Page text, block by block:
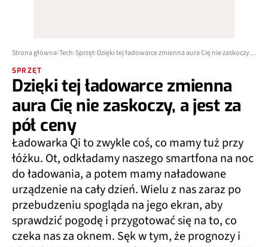
Strona główna Tech Sprzęt Dzięki tej ładowarce zmienna aura Cię nie zaskoczy, a jest za pół ceny
SPRZĘT
Dzięki tej ładowarce zmienna
aura Cię nie zaskoczy, a jest za
pół ceny
Ładowarka Qi to zwykle coś, co mamy tuż przy
łóżku. Ot, odkładamy naszego smartfona na noc
do ładowania, a potem mamy naładowane
urządzenie na cały dzień. Wielu z nas zaraz po
przebudzeniu spogląda na jego ekran, aby
sprawdzić pogodę i przygotować się na to, co
czeka nas za oknem. Sęk w tym, że prognozy i